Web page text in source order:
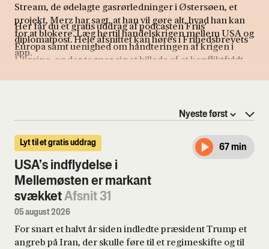
Stream, de ødelagte gasrørledninger i Østersøen, et
projekt, Merz har sagt, at han vil gøre alt, hvad han kan
for at blokere. Læg hertil handelskrigen mellem USA og
Europa samt uenighed om håndteringen af krigen i
Ukraine, og der tegner sig et billede af et konfliktfyldt
Her får du et gratis uddrag af podcasten Friis'
diplomatpost. Hele afsnittet kan høres i Frihedsbrevets
app.
Lyt til et gratis uddrag
USA’s indflydelse i
Mellemøsten er markant
svækketAfsnit 31
05 august 2026
67 min
For snart et halvt år siden indledte præsident Trump et
angreb på Iran, der skulle føre til et regimeskifte og til